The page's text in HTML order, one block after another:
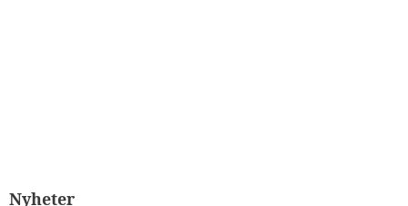
Nyheter